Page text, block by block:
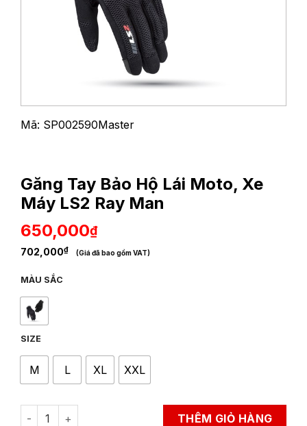
Mã: SP002590Master
Găng Tay Bảo Hộ Lái Moto, Xe
Máy LS2 Ray Man
650,000₫
702,000₫ (Giá đã bao gồm VAT)
MÀU SẮC
SIZE
M L XL XXL
Găng Tay Bảo Hộ Lái Moto, Xe Máy LS2 Ray Man quantity
THÊM GIỎ HÀNG